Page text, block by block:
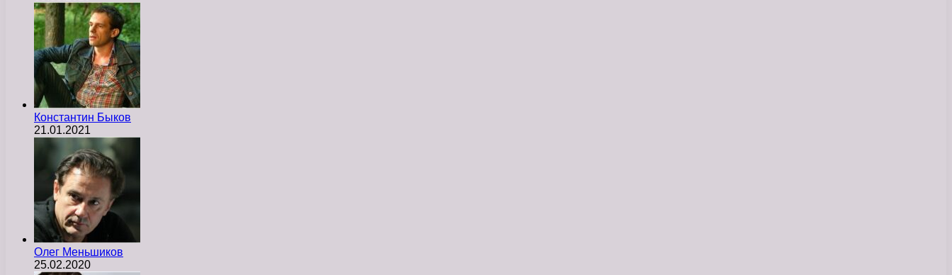
Константин Быков
21.01.2021
Олег Меньшиков
25.02.2020